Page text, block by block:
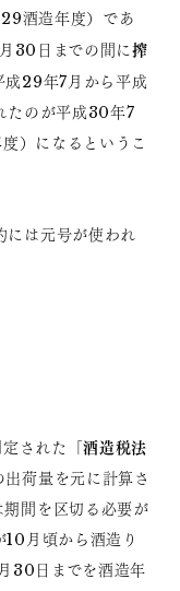
酒造年度）であ
30日までの間に搾
成29年7月から平成
たのが平成30年7
）になるというこ
には元号が使われ
された「酒造税法
出荷量を元に計算さ
間を区切る必要が
月頃から酒造り
30日までを酒造年